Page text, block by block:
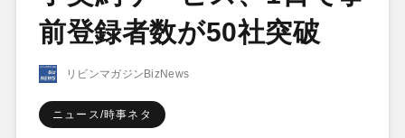
前登録者数が50社突破
リビンマガジンBizNews
ニュース/時事ネタ